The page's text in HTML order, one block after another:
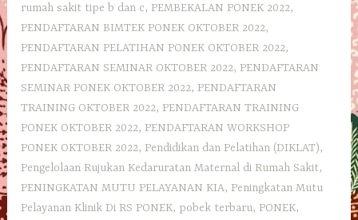
rumah sakit tipe b dan c, PEMBEKALAN PONEK 2022,
PENDAFTARAN BIMTEK PONEK OKTOBER 2022,
PENDAFTARAN PELATIHAN PONEK OKTOBER 2022,
PENDAFTARAN SEMINAR OKTOBER 2022, PENDAFTARAN
SEMINAR PONEK OKTOBER 2022, PENDAFTARAN
TRAINING OKTOBER 2022, PENDAFTARAN TRAINING
PONEK OKTOBER 2022, PENDAFTARAN WORKSHOP
PONEK OKTOBER 2022, Pendidikan dan Pelatihan (DIKLAT),
Pengelolaan Rujukan Kedaruratan Maternal di Rumah Sakit,
PENINGKATAN MUTU PELAYANAN KIA, Peningkatan Mutu
Pelayanan Klinik Di RS PONEK, pobek terbaru, PONEK,